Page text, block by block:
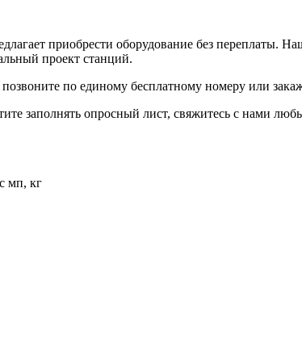
приобрести оборудование без
проект станций.
по единому бесплатному номеру или
заполнять опросный лист, свяжитесь с нами